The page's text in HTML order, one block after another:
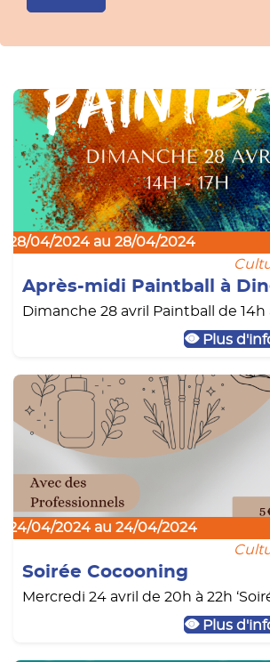
28/04/2024 au 28/04/2024
Après-midi Paintball à
Dimanche 28 avril Paintball de 14h
Plus
24/04/2024 au 24/04/2024
Soirée Cocooning
Mercredi 24 avril de 20h à 22h
Plus